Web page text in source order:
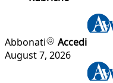
Abbonati
Accedi
August 7, 2026